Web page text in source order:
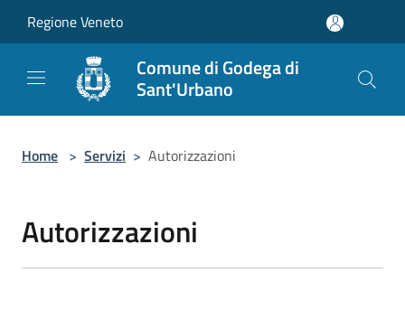
Regione Veneto
Comune di Godega di
Sant'Urbano
Home > Servizi > Autorizzazioni
Autorizzazioni